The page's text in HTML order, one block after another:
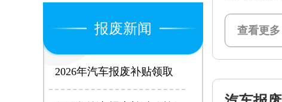
报废新闻
2026年汽车报废补贴领取
条件全解析：4大核心要求
查看更多